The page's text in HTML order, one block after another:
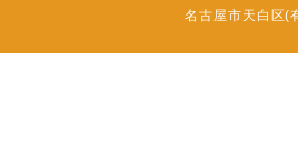
名古屋市天白区(